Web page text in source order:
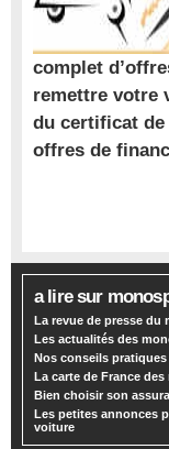
complet
remettre votre
du certificat de
offres de
a lire sur
La revue de presse du
Les actualités des
Nos conseils
La carte de France des
Bien choisir son
Les petites annonces
voiture